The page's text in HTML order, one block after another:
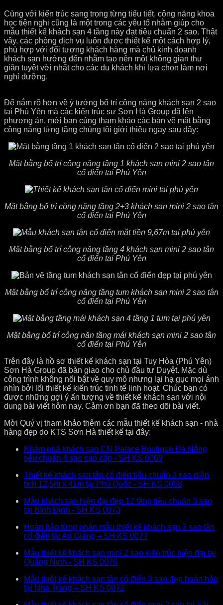
Cùng với kiến trúc sang trọng từng tiểu tiết, công năng khoa
học tiện nghi cũng là một trong các yêu tố nhằm giúp cho
mẫu thiết kế khách sạn 4 tầng này đạt tiêu chuẩn 2 sao. Thật
vậy, các phòng dịch vụ luôn được thiết kế một cách hợp lý,
phù hợp với đối tương khách hàng mà chủ kinh doanh
khách sạn hướng đến nhằm tạo nên một không gian thư
giãn tuyệt vời nhất cho các du khách khi lựa chọn làm nơi
nghỉ dưỡng.
Để nắm rõ hơn về ý tưởng bố trí công năng khách sạn 2 sao
tại Phú Yên mà các kiến trúc sư Sơn Hà Group đã lên
phương án, mời bạn cùng tham khảo các bản vẽ mặt bằng
công năng từng tầng chúng tôi giới thiệu ngay sau đây:
Mặt bằng bố trí công năng tầng 1 khách sạn mini 2 sao tân
cổ điển tại Phú Yên
Mặt bằng bố trí công năng tầng 2+3 khách sạn mini 2 sao tân
cổ điển tại Phú Yên
Mặt bằng bố trí công năng tầng 4 khách sạn mini 2 sao tân
cổ điển tại Phú Yên
Mặt bằng bố trí công năng tầng tum khách sạn mini 2 sao tân
cổ điển tại Phú Yên
Mặt bằng bố trí công năn tầng mái khách sạn mini 2 sao tân
cổ điển tại Phú Yên
Trên đây là hồ sơ thiết kế khách sạn tại Tuy Hòa (Phú Yên)
Sơn Hà Group đã bàn giao cho chủ đầu tư Duyệt. Mặc dù
công trình không nổi bật về quy mô nhưng lại hạ gục mọi ánh
nhìn bởi lối thiết kế kiến trúc tinh tế linh hoạt. Chúc bạn có
được những gợi ý ấn tượng về thiết kế khách sạn với nội
dung bài viết hôm nay. Cảm ơn bạn đã theo dõi bài viết.
Mời Quý vị tham khảo thêm các mẫu thiết kế khách sạn - nhà
hàng đẹp do KTS Sơn Hà thiết kế tại đây:
Khám phá khách sạn CN Palace Boutique Đà Nẵng
tiêu chuẩn 4 sao cao cấp - SH KS 0069
Thiết kế khách sạn tân cổ điển tiêu chuẩn 3 sao diện
tích 12,5m x 41m tại Phú Quốc - SH KS 0068
Mẫu khách sạn hiện đại đẹp 12 tầng tiêu chuẩn 3 sao
tại Bình Định - SH KS 0073
Hoàn hảo từng phân mẫu thiết kế khách sạn 3 sao tân
cổ điển tại An Giang – SH KS 0077
Mẫu thiết kế khách sạn mini 2 sao kiến trúc hiện đại tại
Quảng Ninh - SH KS 0076
Mẫu thiết kế khách sạn tân cổ điển 3 sao đẹp hoàn hảo
tại Nha Trang – SH KS 0072